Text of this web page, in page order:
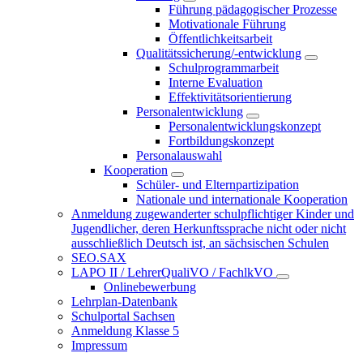
Führung pädagogischer Prozesse
Motivationale Führung
Öffentlichkeitsarbeit
Qualitätssicherung/-entwicklung
Schulprogrammarbeit
Interne Evaluation
Effektivitätsorientierung
Personalentwicklung
Personalentwicklungskonzept
Fortbildungskonzept
Personalauswahl
Kooperation
Schüler- und Elternpartizipation
Nationale und internationale Kooperation
Anmeldung zugewanderter schulpflichtiger Kinder und
Jugendlicher, deren Herkunftssprache nicht oder nicht
ausschließlich Deutsch ist, an sächsischen Schulen
SEO.SAX
LAPO II / LehrerQualiVO / FachlkVO
Onlinebewerbung
Lehrplan-Datenbank
Schulportal Sachsen
Anmeldung Klasse 5
Impressum